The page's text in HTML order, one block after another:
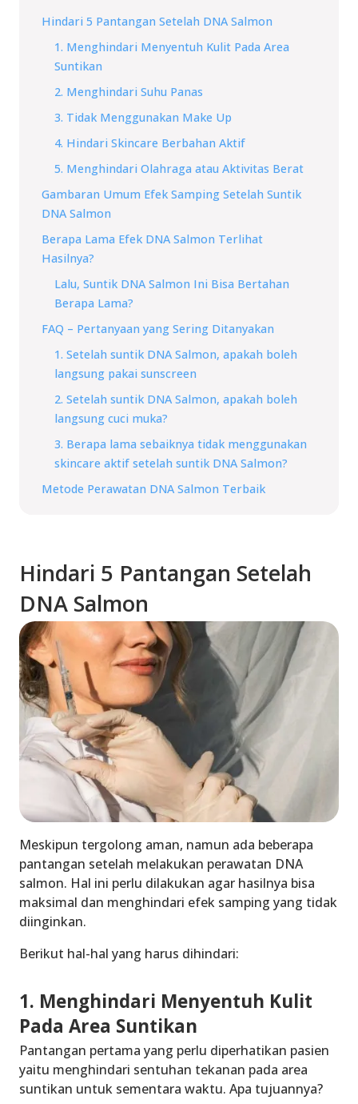
Hindari 5 Pantangan Setelah DNA Salmon
1. Menghindari Menyentuh Kulit Pada Area
Suntikan
2. Menghindari Suhu Panas
3. Tidak Menggunakan Make Up
4. Hindari Skincare Berbahan Aktif
5. Menghindari Olahraga atau Aktivitas Berat
Gambaran Umum Efek Samping Setelah Suntik
DNA Salmon
Berapa Lama Efek DNA Salmon Terlihat
Hasilnya?
Lalu, Suntik DNA Salmon Ini Bisa Bertahan
Berapa Lama?
FAQ – Pertanyaan yang Sering Ditanyakan
1. Setelah suntik DNA Salmon, apakah boleh
langsung pakai sunscreen
2. Setelah suntik DNA Salmon, apakah boleh
langsung cuci muka?
3. Berapa lama sebaiknya tidak menggunakan
skincare aktif setelah suntik DNA Salmon?
Metode Perawatan DNA Salmon Terbaik
Hindari 5 Pantangan Setelah
DNA Salmon
Meskipun tergolong aman, namun ada beberapa
pantangan setelah melakukan perawatan DNA
salmon. Hal ini perlu dilakukan agar hasilnya bisa
maksimal dan menghindari efek samping yang tidak
diinginkan.
Berikut hal-hal yang harus dihindari:
1. Menghindari Menyentuh Kulit
Pada Area Suntikan
Pantangan pertama yang perlu diperhatikan pasien
yaitu menghindari sentuhan tekanan pada area
suntikan untuk sementara waktu. Apa tujuannya?